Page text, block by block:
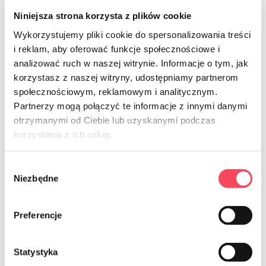
Niniejsza strona korzysta z plików cookie
Wykorzystujemy pliki cookie do spersonalizowania treści
i reklam, aby oferować funkcje społecznościowe i
analizować ruch w naszej witrynie. Informacje o tym, jak
korzystasz z naszej witryny, udostępniamy partnerom
społecznościowym, reklamowym i analitycznym.
Partnerzy mogą połączyć te informacje z innymi danymi
otrzymanymi od Ciebie lub uzyskanymi podczas
korzystania z ich usług.
zgody
Niezbędne
Preferencje
Statystyka
puree lub wstępnie obgotowane. Surowe warzywa liściaste
Pierogi, krokiety, naleśniki - zarówno przed, jak i po
obróbce termicznej. Dobrze zapakowane zachowają
świeżość przez długie tygodnie.
Mięsa - zarówno surowe,
jak i gotowe potrawy, np. pieczenie, klopsiki,
pulpety.
Wypieki - ciasta drożdżowe, babeczki, a nawet
gotowe ciasta z kremem, o ile nie zawierają żelatyny.
Woreczki strunowe do mrożenia -
elastyczność i szczelność
mrożonek są
. Dzięki
wygodnemu zamknięciu typu zip lub struna umożliwiają
typu idealnie nadają się do przechowywania porcji mięsa,